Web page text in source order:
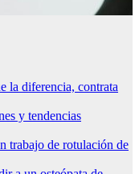
y tendencias